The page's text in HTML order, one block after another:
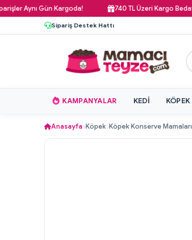
Gün Kargoda! 740 TL Üzeri Kargo Bedava!
Sipariş Destek Hattı
KAMPANYALAR KEDI KÖPEK
Anasayfa Köpek Köpek Konserve Mamaları